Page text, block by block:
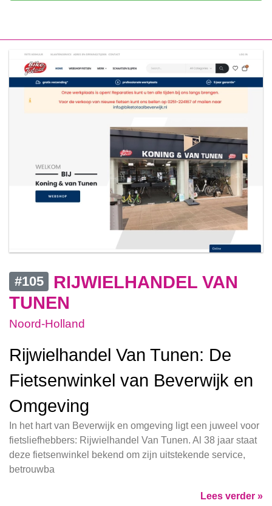
#105
RIJWIELHANDEL VAN
TUNEN
Noord-Holland
Rijwielhandel Van Tunen: De
Fietsenwinkel van Beverwijk en
Omgeving
In het hart van Beverwijk en omgeving ligt een juweel voor
fietsliefhebbers: Rijwielhandel Van Tunen. Al 38 jaar staat
deze fietsenwinkel bekend om zijn uitstekende service,
betrouwba
Lees verder »